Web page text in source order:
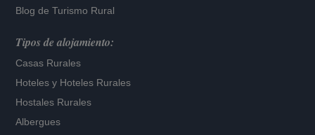
Blog de Turismo Rural
Tipos de alojamiento:
Casas Rurales
Hoteles y Hoteles Rurales
Hostales Rurales
Albergues